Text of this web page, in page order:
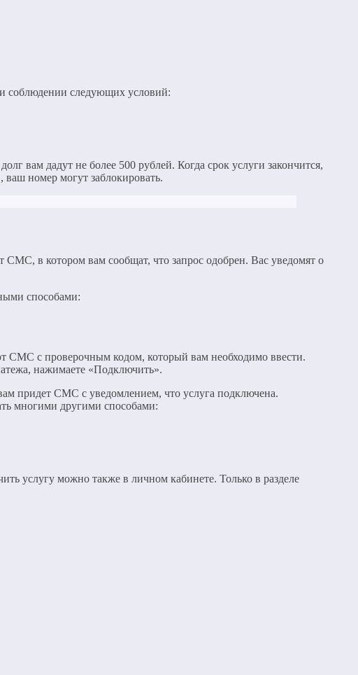
соблюдении следующих условий:
вам дадут не более 500 рублей. Когда срок услуги закончится,
ваш номер могут заблокировать.
в котором вам сообщат, что запрос одобрен. Вас уведомят о
способами:
СМС с проверочным кодом, который вам необходимо ввести.
нажимаете «Подключить».
придет СМС с уведомлением, что услуга подключена.
многими другими способами:
услугу можно также в личном кабинете. Только в разделе